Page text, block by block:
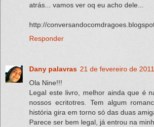
atrás... vamos ver oq eu acho dele...
http://
Responder
Dany palavras 21 de fevereiro de
Ola Nine!!!
Legal este livro, melhor ainda que é
nossos ecritotres. Tem algum
história gira em torno só das duas
Parece ser bem legal, já entrou na